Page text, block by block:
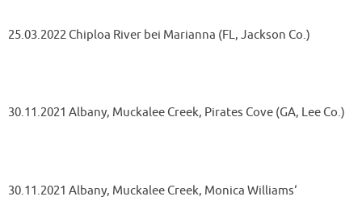
25.03.2022 Chiploa River bei Marianna (FL, Jackson Co.)
30.11.2021 Albany, Muckalee Creek, Pirates Cove (GA, Lee Co.)
30.11.2021 Albany, Muckalee Creek, Monica Williams‘